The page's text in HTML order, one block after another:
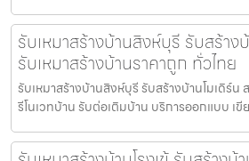
รับเหมาสร้างบ้านสิงห์บุรี รับสร้า
รับเหมาสร้างบ้านราคาถูก ทั่วไทย
รับเหมาสร้างบ้านสิงห์บุรี รับสร้างบ้านโมเดิร์น
รีโนเวทบ้าน รับต่อเติมบ้าน บริการออกแบบ เขี